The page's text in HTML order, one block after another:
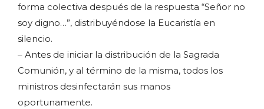
forma colectiva después de la respuesta “Señor no
soy digno…”, distribuyéndose la Eucaristía en
silencio.
– Antes de iniciar la distribución de la Sagrada
Comunión, y al término de la misma, todos los
ministros desinfectarán sus manos
oportunamente.